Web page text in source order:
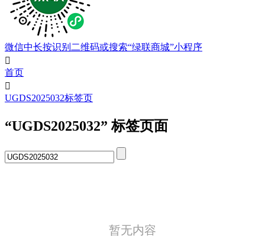
微信中长按识别二维码或搜索“绿联商城”小程序

首页

UGDS2025032标签页
“UGDS2025032” 标签页面
暂无内容